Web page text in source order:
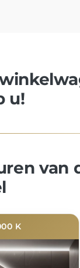
u!
van
K